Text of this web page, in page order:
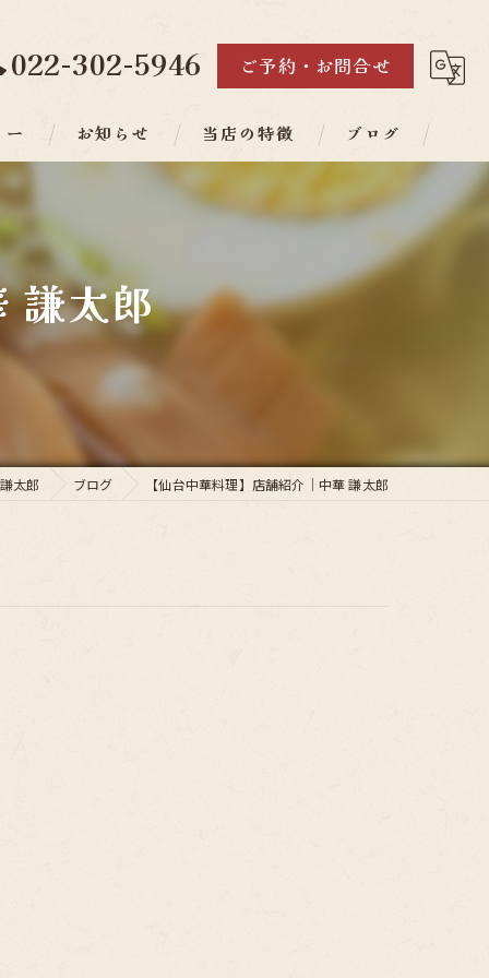
022-302-5946 ご予約・お問合せ
お知らせ 当店の特徴
ランチ
素材
ブログ
謙太郎
太郎 ブログ 【仙台中華料理】店舗紹介｜中華 謙太郎